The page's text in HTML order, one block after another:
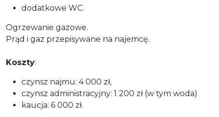
dodatkowe WC.
Ogrzewanie gazowe.
Prąd i gaz przepisywane na najemcę.
Koszty:
czynsz najmu: 4 000 zł,
czynsz administracyjny: 1 200 zł (w tym woda)
kaucja: 6 000 zł.